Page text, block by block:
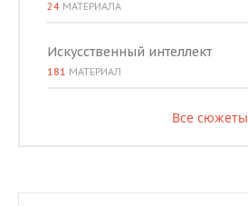
24 МАТЕРИАЛА
Искусственный интеллект
181 МАТЕРИАЛ
Все сюжеты